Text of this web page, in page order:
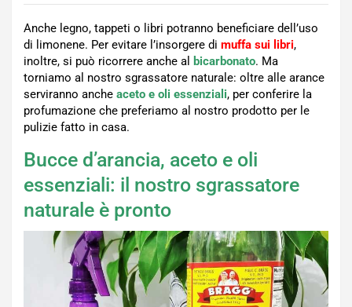
Anche legno, tappeti o libri potranno beneficiare dell’uso
di limonene. Per evitare l’insorgere di muffa sui libri,
inoltre, si può ricorrere anche al bicarbonato. Ma
torniamo al nostro sgrassatore naturale: oltre alle arance
serviranno anche aceto e oli essenziali, per conferire la
profumazione che preferiamo al nostro prodotto per le
pulizie fatto in casa.
Bucce d’arancia, aceto e oli
essenziali: il nostro sgrassatore
naturale è pronto